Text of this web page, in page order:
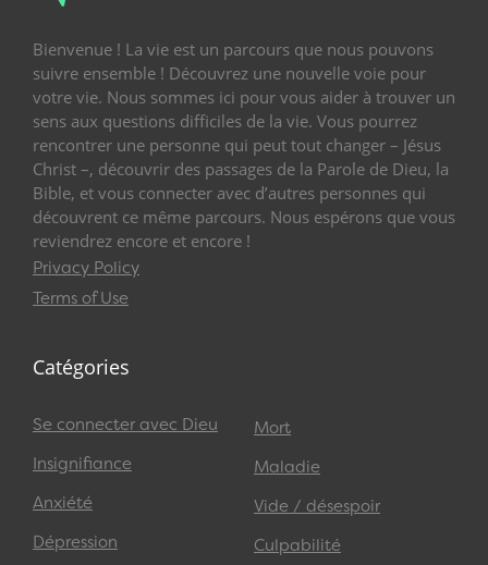
Bienvenue ! La vie est un parcours que nous pouvons
suivre ensemble ! Découvrez une nouvelle voie pour
votre vie. Nous sommes ici pour vous aider à trouver un
sens aux questions difficiles de la vie. Vous pourrez
rencontrer une personne qui peut tout changer – Jésus
Christ –, découvrir des passages de la Parole de Dieu, la
Bible, et vous connecter avec d’autres personnes qui
découvrent ce même parcours. Nous espérons que vous
reviendrez encore et encore !
Privacy Policy
Terms of Use
Catégories
Se connecter avec Dieu
Insignifiance
Anxiété
Dépression
Mort
Maladie
Vide / désespoir
Culpabilité